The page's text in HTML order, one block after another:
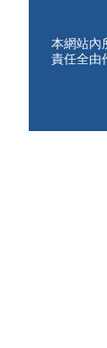
本網站內
責任全由